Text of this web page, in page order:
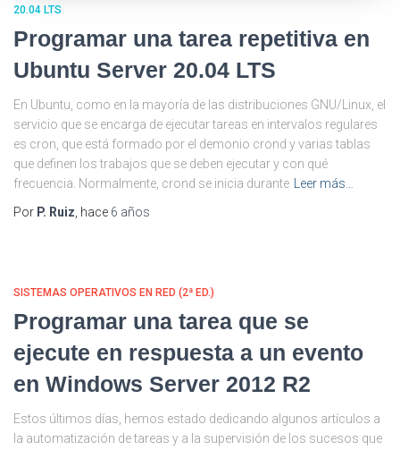
20.04 LTS
Programar una tarea repetitiva en
Ubuntu Server 20.04 LTS
En Ubuntu, como en la mayoría de las distribuciones GNU/Linux, el
servicio que se encarga de ejecutar tareas en intervalos regulares
es cron, que está formado por el demonio crond y varias tablas
que definen los trabajos que se deben ejecutar y con qué
frecuencia. Normalmente, crond se inicia durante Leer más…
Por P. Ruiz, hace 6 años
SISTEMAS OPERATIVOS EN RED (2ª ED.)
Programar una tarea que se
ejecute en respuesta a un evento
en Windows Server 2012 R2
Estos últimos días, hemos estado dedicando algunos artículos a
la automatización de tareas y a la supervisión de los sucesos que